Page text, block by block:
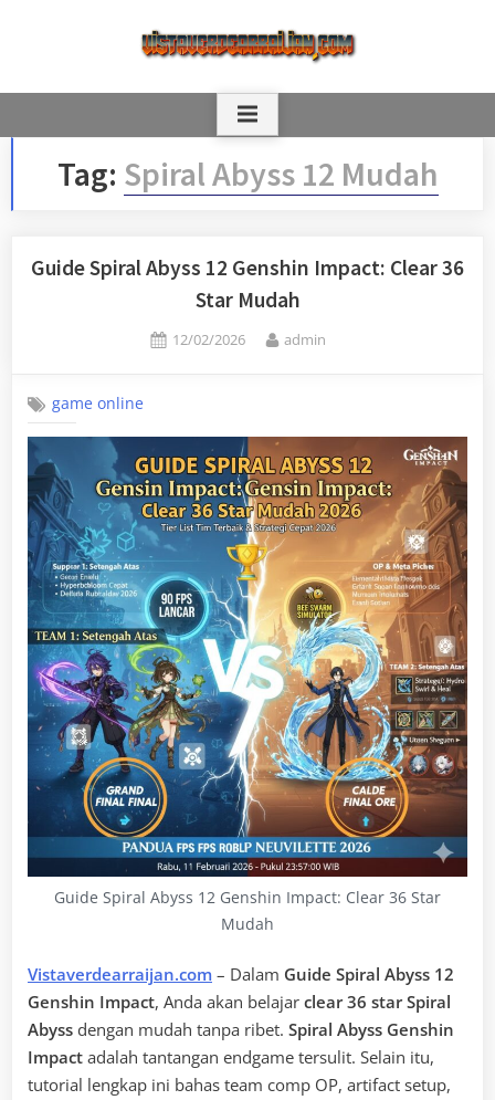
Tag: Spiral Abyss 12 Mudah
Guide Spiral Abyss 12 Genshin Impact: Clear 36
Star Mudah
Posted
12/02/2026 By
admin
game online
Guide Spiral Abyss 12 Genshin Impact: Clear 36 Star
Mudah
Vistaverdearraijan.com – Dalam Guide Spiral Abyss 12
Genshin Impact, Anda akan belajar clear 36 star Spiral
Abyss dengan mudah tanpa ribet. Spiral Abyss Genshin
Impact adalah tantangan endgame tersulit. Selain itu,
tutorial lengkap ini bahas team comp OP, artifact setup,